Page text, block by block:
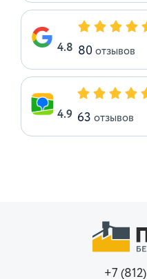
4.8 80 отзывов
4.9 63 отзывов
+7 (812)